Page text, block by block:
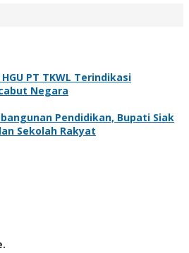
PT TKWL Terindikasi
Negara
Pendidikan, Bupati Siak
Sekolah Rakyat